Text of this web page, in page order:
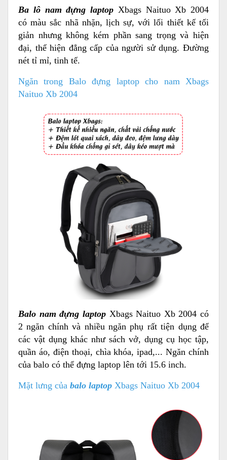
Ba lô nam đựng laptop Xbags Naituo Xb 2004
có màu sắc nhã nhặn, lịch sự, với lối thiết kế tối
giản nhưng không kém phần sang trọng và hiện
đại, thể hiện đẳng cấp của người sử dụng. Đường
nét tỉ mỉ, tinh tế.
Ngăn trong Balo đựng laptop cho nam Xbags
Naituo Xb 2004
Balo nam đựng laptopXbags Naituo Xb 2004 có
2 ngăn chính và nhiều ngăn phụ rất tiện dụng để
các vật dụng khác như sách vở, dụng cụ học tập,
quần áo, điện thoại, chìa khóa, ipad,... Ngăn chính
của balo có thể đựng laptop lên tới 15.6 inch.
Mặt lưng của balo laptop Xbags Naituo Xb 2004